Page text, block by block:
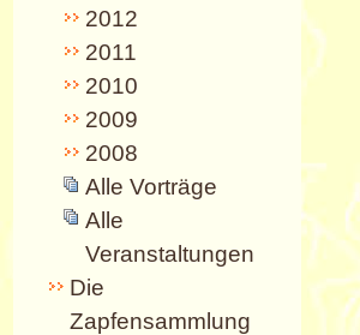
2012
2011
2010
2009
2008
Alle Vorträge
Alle
Veranstaltungen
Die
Zapfensammlung